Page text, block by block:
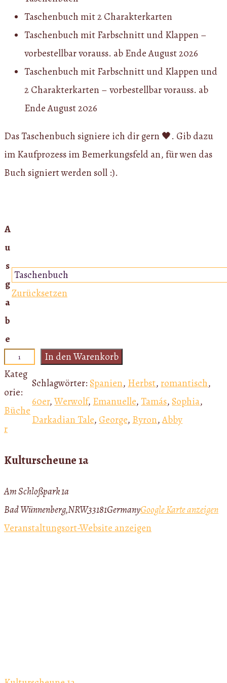
Taschenbuch mit 2 Charakterkarten
Taschenbuch mit Farbschnitt und Klappen –
vorbestellbar vorauss. ab Ende August 2026
Taschenbuch mit Farbschnitt und Klappen und
2 Charakterkarten – vorbestellbar vorauss. ab
Ende August 2026
Das Taschenbuch signiere ich dir gern 🖤. Gib dazu
im Kaufprozess im Bemerkungsfeld an, für wen das
Buch signiert werden soll :).
A
u
s
g
a
b
e
Zurücksetzen
D
a
r
k
d
i
a
n
In den Warenkorb
Kateg
orie:
Büche
r
Schlagwörter:Spanien, Herbst, romantisch
60er, Werwolf, Emanuelle, Tamás, Sophia
Darkadian Tale, George, Byron, Abby
Kulturscheune 1a
Am Schloßpark 1a
Bad Wünnenberg,NRW33181GermanyGoogle Karte anzeigen
Veranstaltungsort-Website anzeigen